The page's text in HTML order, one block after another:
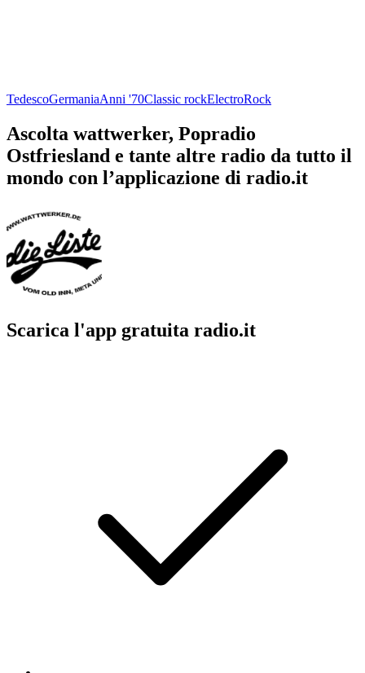
TedescoGermaniaAnni '70Classic rockElectroRock
Ascolta wattwerker, Popradio
Ostfriesland e tante altre radio da tutto il
mondo con l’applicazione di radio.it
Scarica l'app gratuita radio.it